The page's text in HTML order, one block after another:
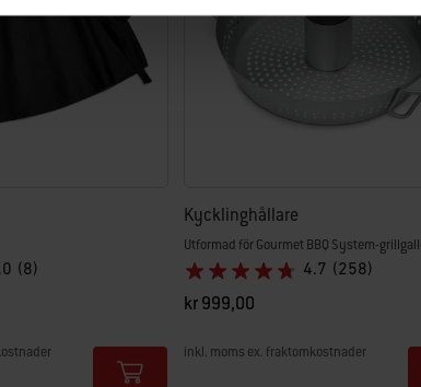
(8)
Kycklinghållare
Utformad för Gourmet BBQ System-
4.7 (258)
kr 999,00
inkl. moms ex. fraktomkostnader